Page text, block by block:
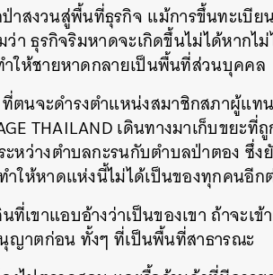
าสงวนสู่พื้นที่ธุรกิจ แม้การขึ้นทะเบี
า ธุรกิจริมหาดจะเกิดขึ้นไม่ได้หาก
ให้ชายหาดกลายเป็นพื้นที่ส่วนบุคคล
ตนจะดำรงตำแหน่งสมาชิกสภาผู้แ
THAILAND เดินทางมาเก็บขยะ
ว่างตำบลกะรนกับตำบลป่าตอง ซึ่ง
ให้หาดแห่งนี้ไม่ได้เป็นของทุกคนอีก
ที่เขาแอบอ้างว่าเป็นของเขา ถ้าจะ
นุญาตก่อน ทั้งๆ ที่เป็นพื้นที่สาธารณะ